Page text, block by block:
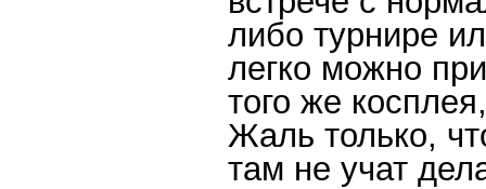
либо турнире
легко можно
того же
Жаль только,
там не учат